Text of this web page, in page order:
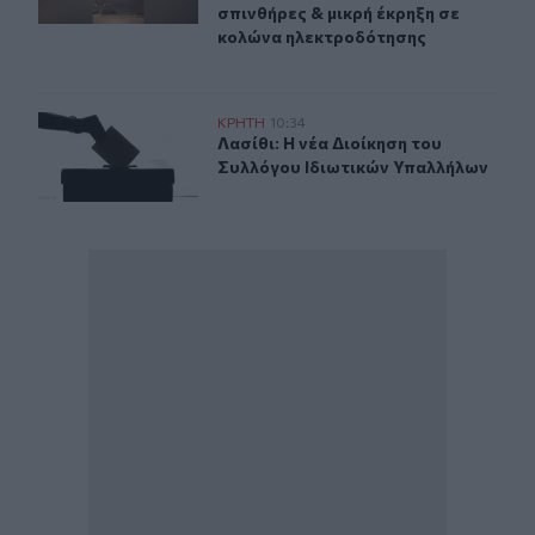
σπινθήρες & μικρή έκρηξη σε
κολώνα ηλεκτροδότησης
Λασίθι: Η νέα Διοίκηση του Συλλόγου Ιδιωτικών
ΚΡΗΤΗ 10:34
Λασίθι: Η νέα Διοίκηση του
Λασίθι: Η νέα Διοίκηση του
Συλλόγου Ιδιωτικών Υπαλλήλων